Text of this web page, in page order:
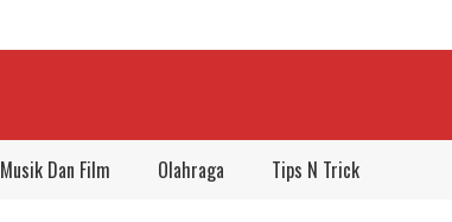
Musik Dan Film Olahraga Tips N Trick